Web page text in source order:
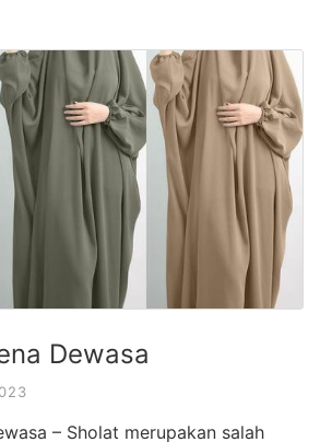
Dewasa
– Sholat merupakan salah